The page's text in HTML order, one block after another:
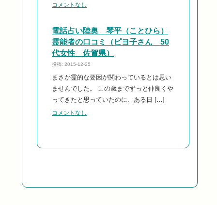
コメントなし
電話占い陸奥 琴平（ことひら）
霊能者の口コミ（ピヨ子さん 50
代女性 佐賀県）
投稿: 2015-12-25
まさか霊的な要因が関わっているとは思い
ませんでした。 この歳までずっと仲良くや
ってきたと思っていたのに、ある日 […]
コメントなし